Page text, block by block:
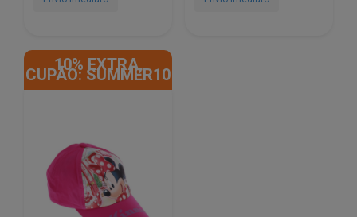
10% EXTRA,
CUPÃO: SUMMER10